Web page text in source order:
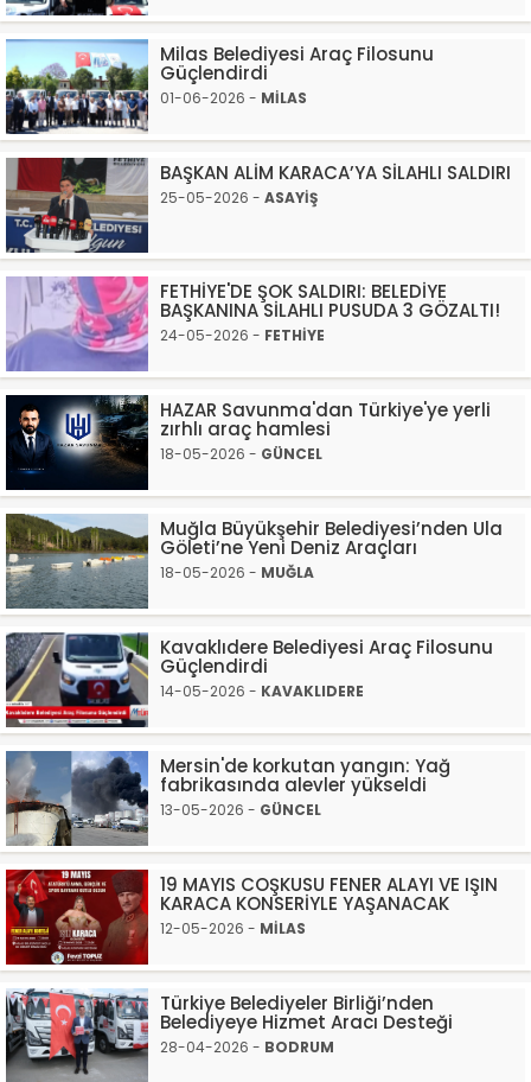
Milas Belediyesi Araç Filosunu
Güçlendirdi
01-06-2026 - MİLAS
BAŞKAN ALİM KARACA’YA SİLAHLI SALDIRI
25-05-2026 - ASAYİŞ
FETHİYE'DE ŞOK SALDIRI: BELEDİYE
BAŞKANINA SİLAHLI PUSUDA 3 GÖZALTI!
24-05-2026 - FETHİYE
HAZAR Savunma'dan Türkiye'ye yerli
zırhlı araç hamlesi
18-05-2026 - GÜNCEL
Muğla Büyükşehir Belediyesi’nden Ula
Göleti’ne Yeni Deniz Araçları
18-05-2026 - MUĞLA
Kavaklıdere Belediyesi Araç Filosunu
Güçlendirdi
14-05-2026 - KAVAKLIDERE
Mersin'de korkutan yangın: Yağ
fabrikasında alevler yükseldi
13-05-2026 - GÜNCEL
19 MAYIS COŞKUSU FENER ALAYI VE IŞIN
KARACA KONSERİYLE YAŞANACAK
12-05-2026 - MİLAS
Türkiye Belediyeler Birliği’nden
Belediyeye Hizmet Aracı Desteği
28-04-2026 - BODRUM